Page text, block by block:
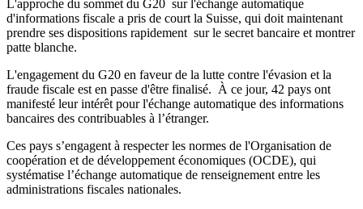
L'approche du sommet du G20 sur l'échange automatique
d'informations fiscale a pris de court la Suisse, qui doit maintenant
prendre ses dispositions rapidement sur le secret bancaire et montrer
patte blanche.
L'engagement du G20 en faveur de la lutte contre l'évasion et la
fraude fiscale est en passe d'être finalisé. À ce jour, 42 pays ont
manifesté leur intérêt pour l'échange automatique des informations
bancaires des contribuables à l’étranger.
Ces pays s’engagent à respecter les normes de l'Organisation de
coopération et de développement économiques (OCDE), qui
systématise l’échange automatique de renseignement entre les
administrations fiscales nationales.